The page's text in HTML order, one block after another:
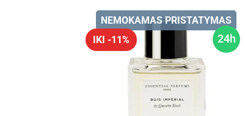
24h
IKI -11%
NEMOKAMAS PRISTATYMAS